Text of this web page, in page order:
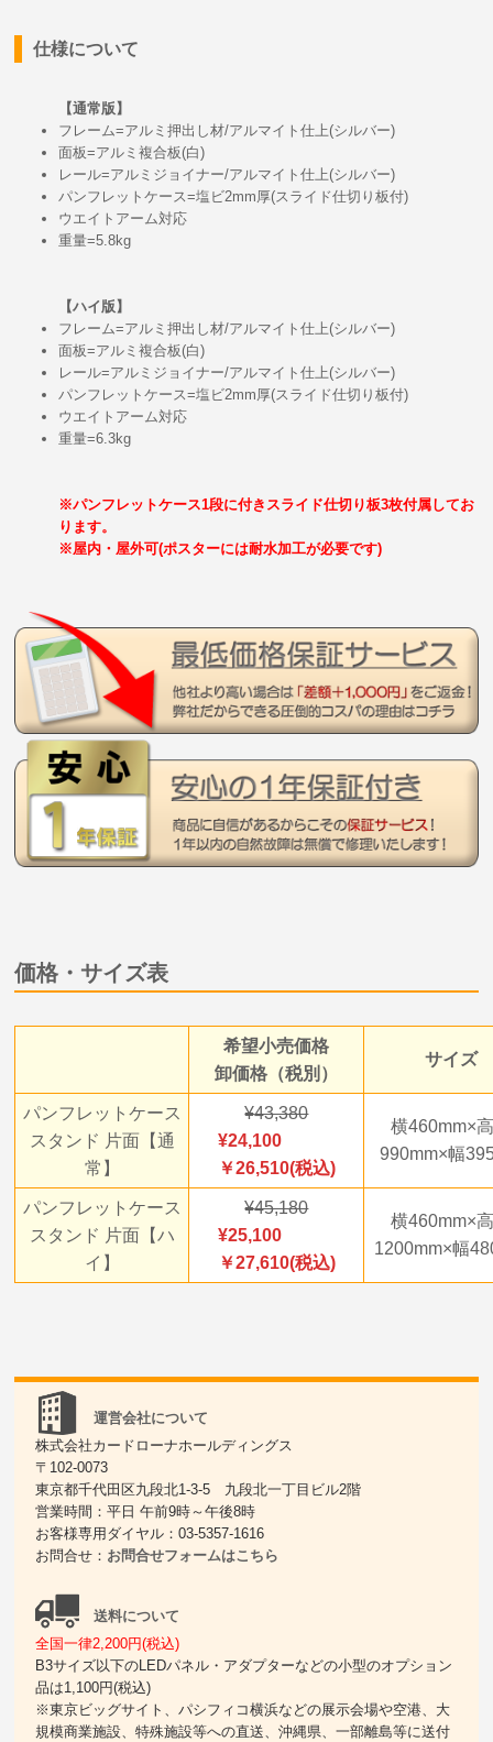
仕様について
【通常版】
フレーム=アルミ押出し材/アルマイト仕上(シルバー)
面板=アルミ複合板(白)
レール=アルミジョイナー/アルマイト仕上(シルバー)
パンフレットケース=塩ビ2mm厚(スライド仕切り板付)
ウエイトアーム対応
重量=5.8kg
【ハイ版】
フレーム=アルミ押出し材/アルマイト仕上(シルバー)
面板=アルミ複合板(白)
レール=アルミジョイナー/アルマイト仕上(シルバー)
パンフレットケース=塩ビ2mm厚(スライド仕切り板付)
ウエイトアーム対応
重量=6.3kg
※パンフレットケース1段に付きスライド仕切り板3枚付属してお
ります。
※屋内・屋外可(ポスターには耐水加工が必要です)
価格・サイズ表
希望小売価格
卸価格（税別）
サイズ
パンフレットケース
スタンド 片面【通
常】
43,380
24,100
￥26,510(税込)
横460mm×
990mm×幅
パンフレットケース
スタンド 片面【ハ
イ】
45,180
25,100
￥27,610(税込)
横460mm×
1200mm×幅
運営会社について
株式会社カードローナホールディングス
〒102-0073
東京都千代田区九段北1-3-5 九段北一丁目ビル2階
営業時間：平日 午前9時～午後8時
お客様専用ダイヤル：03-5357-1616
お問合せ： お問合せフォームはこちら
送料について
全国一律2,200円(税込)
B3サイズ以下のLEDパネル・アダプターなどの小型のオプション
品は1,100円(税込)
※東京ビッグサイト、パシフィコ横浜などの展示会場や空港、大
規模商業施設、特殊施設等への直送、沖縄県、一部離島等に送付